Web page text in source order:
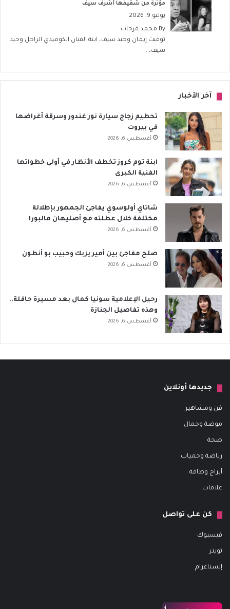
مؤثرة من شقيقها أشرف سيف
يوليو 9, 2026
By محمد فرحات
توفيت إيمان وحيد سيف، ابنة الفنان الكوميدي الراحل وحيد
سيف،...
آخر الأخبار
تحطيم زجاج سيارة نور غندور وسرقة أغراضها
في بيروت
أغسطس 6, 2026
ابنة توم كروز تخطف الأنظار في أولى خطواتها
الفنية الكبرى
أغسطس 6, 2026
شاتاي أولوسوي يفاجئ الجمهور بإطلالة
مختلفة خلال عطلته مع أصليهان مالبورا
أغسطس 6, 2026
صلح مفاجئ بين أمير يزبك وحبيب بو أنطون
أغسطس 6, 2026
رحيل الإعلامية سونيا كمال بعد مسيرة حافلة..
وهذه تفاصيل الجنازة
أغسطس 6, 2026
جديدها أونلاين
فن ومشاهير
موضة وجمال
صحة
رياضة وحميات
أبراج وطاقة
علاقات
كن على تواصل
فيسبوك
تويتر
إنستاغرام